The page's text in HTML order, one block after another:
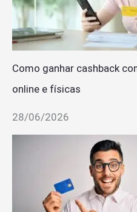
Como ganhar cashback
online e físicas
28/06/2026